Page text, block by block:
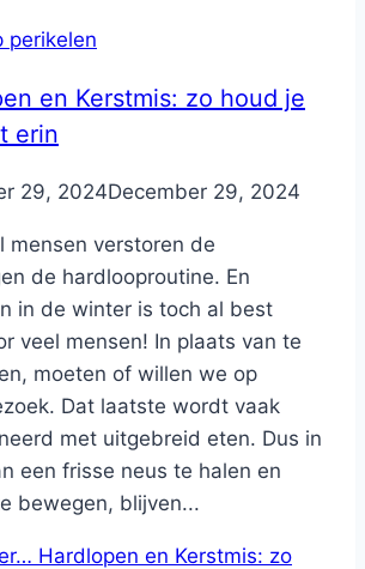
perikelen
en Kerstmis: zo houd je
erin
29, 2024December 29, 2024
mensen verstoren de
de hardlooproutine. En
in de winter is toch al best
veel mensen! In plaats van te
moeten of willen we op
Dat laatste wordt vaak
met uitgebreid eten. Dus in
een frisse neus te halen en
bewegen, blijven...
Hardlopen en Kerstmis: zo